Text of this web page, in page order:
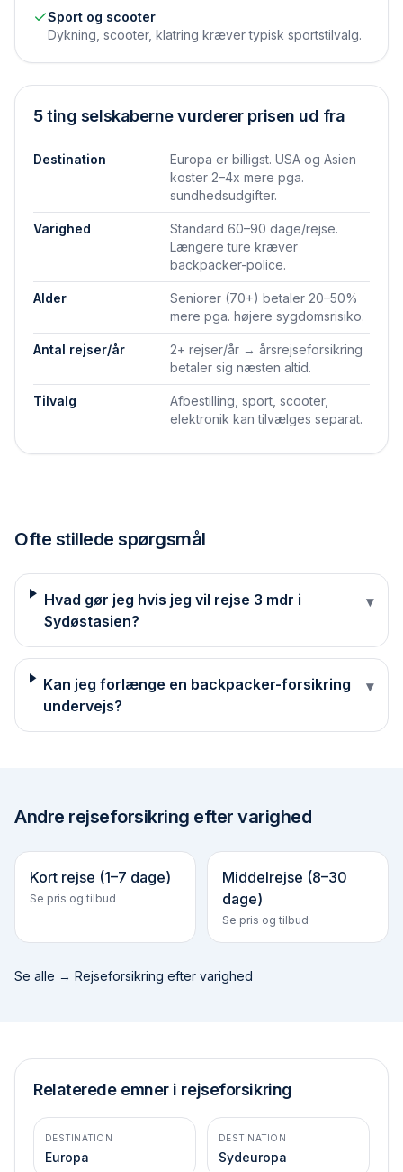
Sport og scooter
Dykning, scooter, klatring kræver typisk sportstilvalg.
5 ting selskaberne vurderer prisen ud fra
Destination
Europa er billigst. USA og Asien
koster 2–4x mere pga.
sundhedsudgifter.
Varighed
Standard 60–90 dage/rejse.
Længere ture kræver
backpacker-police.
Alder
Seniorer (70+) betaler 20–50%
mere pga. højere sygdomsrisiko.
Antal rejser/år
2+ rejser/år → årsrejseforsikring
betaler sig næsten altid.
Tilvalg
Afbestilling, sport, scooter,
elektronik kan tilvælges separat.
Ofte stillede spørgsmål
Hvad gør jeg hvis jeg vil rejse 3 mdr i
Sydøstasien?
▾
Kan jeg forlænge en backpacker-forsikring
undervejs?
▾
Andre rejseforsikring efter varighed
Kort rejse (1–7 dage)
Se pris og tilbud
Middelrejse (8–30
dage)
Se pris og tilbud
Se alle → Rejseforsikring efter varighed
Relaterede emner i rejseforsikring
DESTINATION
Europa
DESTINATION
Sydeuropa